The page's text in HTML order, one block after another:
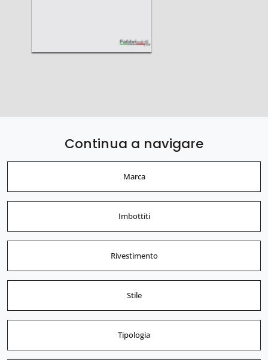
Continua a navigare
Marca
Imbottiti
Rivestimento
Stile
Tipologia